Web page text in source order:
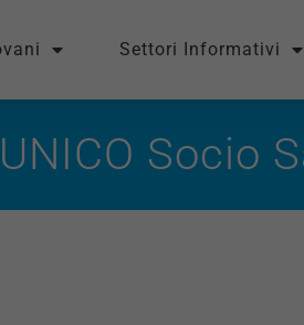
Settori Informativi
Socio